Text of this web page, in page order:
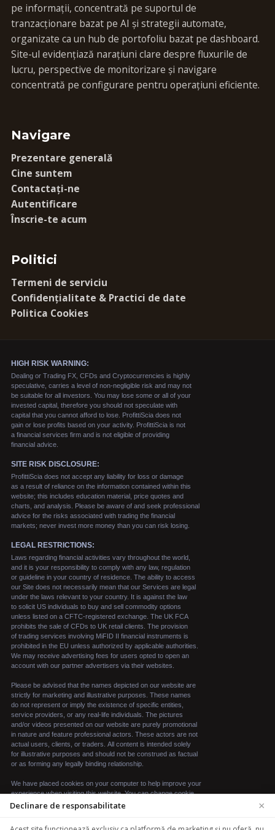
pe informații, concentrată pe suportul de
tranzacționare bazat pe AI și strategii automate,
organizate ca un hub de portofoliu bazat pe dashboard.
Site-ul evidențiază narațiuni clare despre fluxurile de
lucru, perspective de monitorizare și navigare
concentrată pe configurare pentru operațiuni eficiente.
Navigare
Prezentare generală
Cine suntem
Contactați-ne
Autentificare
Înscrie-te acum
Politici
Termeni de serviciu
Confidențialitate & Practici de date
Politica Cookies
Declinare de responsabilitate ×